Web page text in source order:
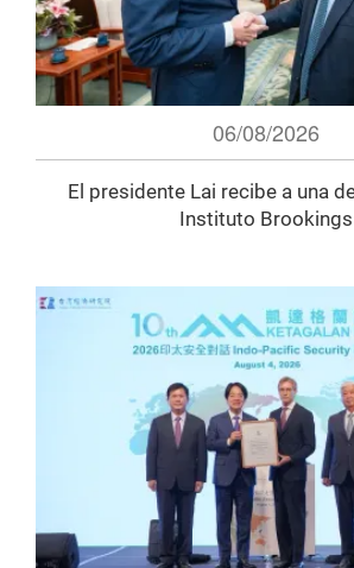
06/08/2026
El presidente Lai recibe a una
Instituto Brookings